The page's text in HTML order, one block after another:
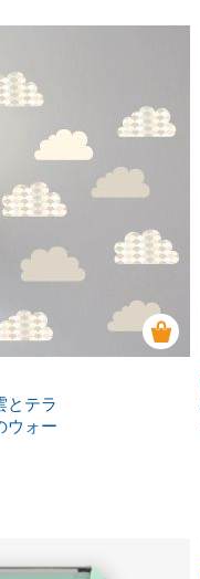
とテラ
ウォー